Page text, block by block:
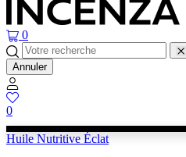
0
Annuler
0
Huile Nutritive Éclat